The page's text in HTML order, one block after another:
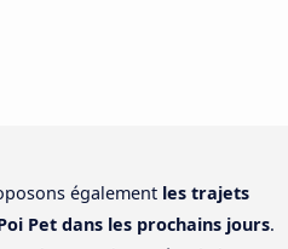
également les trajets
Pet dans les prochains jours.